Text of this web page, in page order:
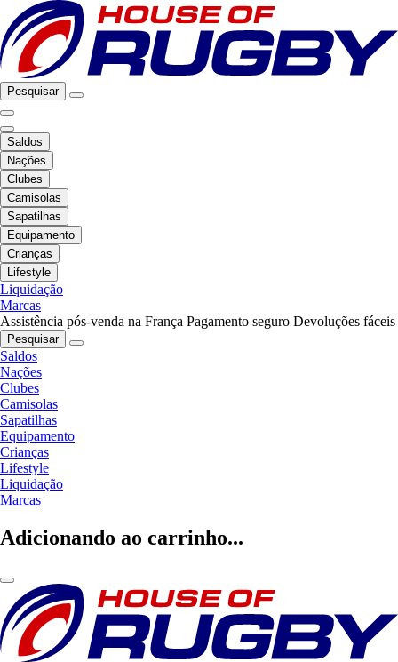
Pesquisar
Saldos
Nações
Clubes
Camisolas
Sapatilhas
Equipamento
Crianças
Lifestyle
Liquidação
Marcas
Assistência pós-venda na França Pagamento seguro Devoluções fáceis
Pesquisar
Saldos
Nações
Clubes
Camisolas
Sapatilhas
Equipamento
Crianças
Lifestyle
Liquidação
Marcas
Adicionando ao carrinho...